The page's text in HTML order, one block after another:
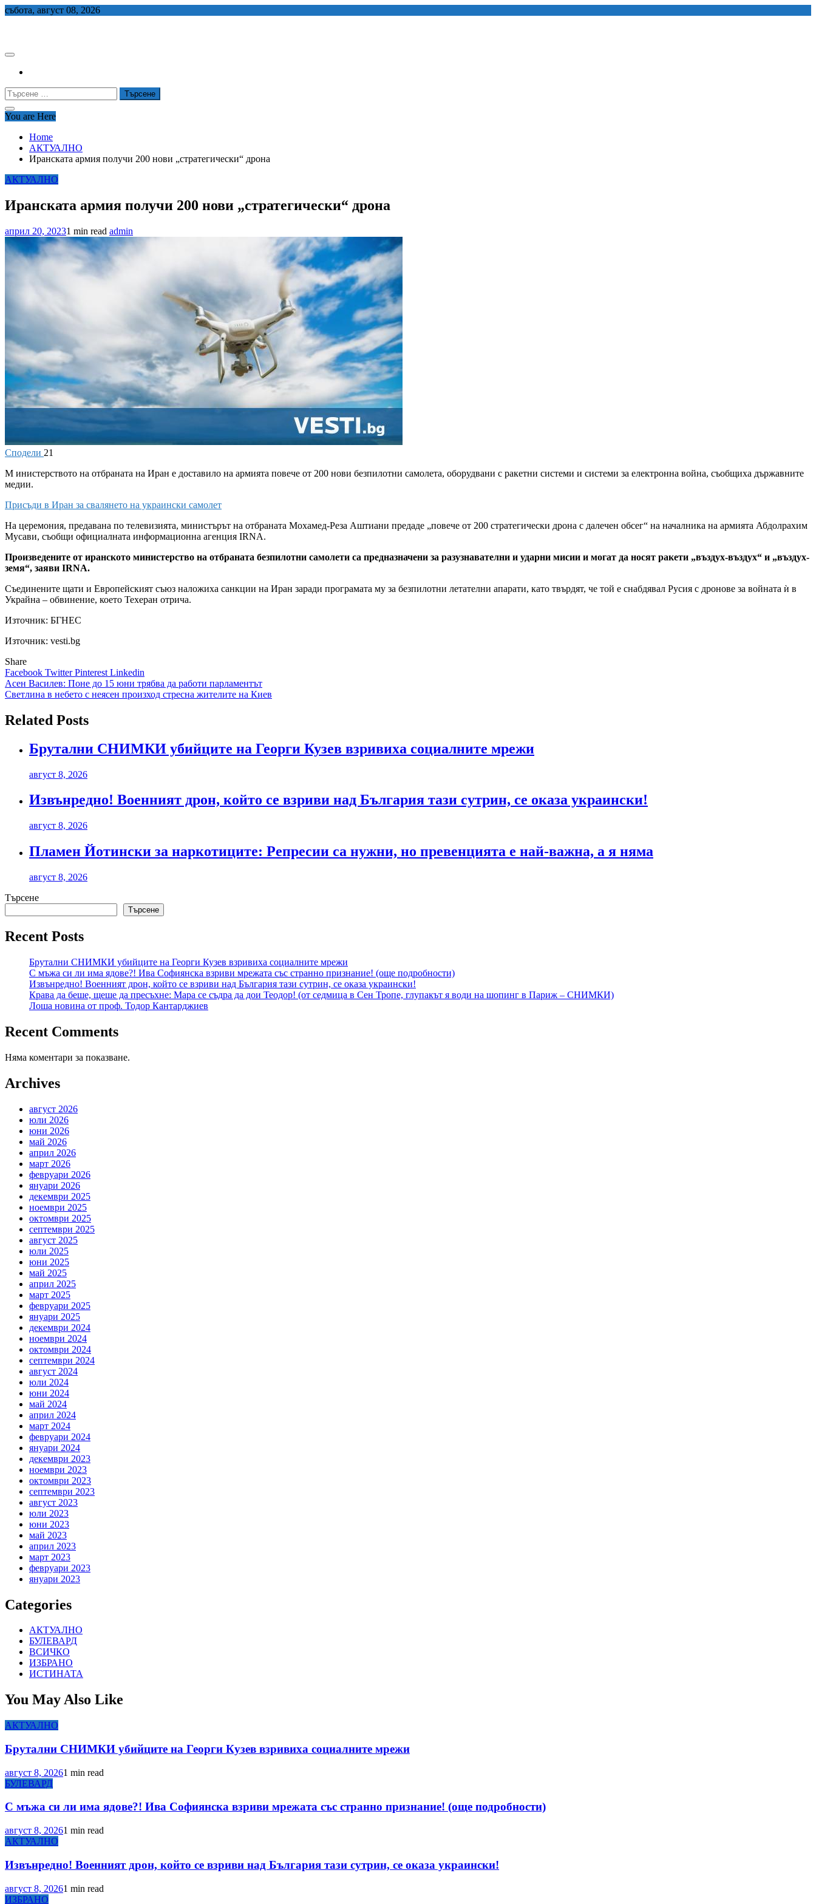
Skip
събота, август 08, 2026
Търсене
за:
You are Here
Home
АКТУАЛНО
Иранската армия получи 200 нови „стратегически“ дрона
АКТУАЛНО
Иранската армия получи 200 нови „стратегически“ дрона
април 20, 20231 min read admin
Сподели 21
М инистерството на отбраната на Иран е доставило на армията повече от 200 нови безпилотни самолета, оборудвани с ракетни системи и системи за електронна война, съобщиха държавните
медии.
Присъди в Иран за свалянето на украински самолет
На церемония, предавана по телевизията, министърът на отбраната Мохамед-Реза Аштиани предаде „повече от 200 стратегически дрона с далечен обсег“ на началника на армията Абдолрахим
Мусави, съобщи официалната информационна агенция IRNA.
Произведените от иранското министерство на отбраната безпилотни самолети са предназначени за разузнавателни и ударни мисии и могат да носят ракети „въздух-въздух“ и „въздух-
земя“, заяви IRNA.
Съединените щати и Европейският съюз наложиха санкции на Иран заради програмата му за безпилотни летателни апарати, като твърдят, че той е снабдявал Русия с дронове за войната ѝ в
Украйна – обвинение, което Техеран отрича.
Източник: БГНЕС
Източник: vesti.bg
Share
Facebook TwitterPinterest Linkedin
Навигация
Асен Василев: Поне до 15 юни трябва да работи парламентът
Светлина в небето с неясен произход стресна жителите на Киев
Related Posts
Брутални СНИМКИ убийците на Георги Кузев взривиха социалните мрежи
август 8, 2026
Извънредно! Военният дрон, който се взриви над България тази сутрин, се оказа украински!
август 8, 2026
Пламен Йотински за наркотиците: Репресии са нужни, но превенцията е най-важна, а я няма
август 8, 2026
Търсене
Търсене
Recent Posts
Брутални СНИМКИ убийците на Георги Кузев взривиха социалните мрежи
С мъжа си ли има ядове?! Ива Софиянска взриви мрежата със странно признание! (още подробности)
Извънредно! Военният дрон, който се взриви над България тази сутрин, се оказа украински!
Крава да беше, щеше да пресъхне: Мара се съдра да дои Теодор! (от седмица в Сен Тропе, глупакът я води на шопинг в Париж – СНИМКИ)
Лоша новина от проф. Тодор Кантарджиев
Recent Comments
Няма коментари за показване.
Archives
август 2026
юли 2026
юни 2026
май 2026
април 2026
март 2026
февруари 2026
януари 2026
декември 2025
ноември 2025
октомври 2025
септември 2025
август 2025
юли 2025
юни 2025
май 2025
април 2025
март 2025
февруари 2025
януари 2025
декември 2024
ноември 2024
октомври 2024
септември 2024
август 2024
юли 2024
юни 2024
май 2024
април 2024
март 2024
февруари 2024
януари 2024
декември 2023
ноември 2023
октомври 2023
септември 2023
август 2023
юли 2023
юни 2023
май 2023
април 2023
март 2023
февруари 2023
януари 2023
Categories
АКТУАЛНО
БУЛЕВАРД
ВСИЧКО
ИЗБРАНО
ИСТИНАТА
You May Also Like
АКТУАЛНО
Брутални СНИМКИ убийците на Георги Кузев взривиха социалните мрежи
август 8, 20261 min read
БУЛЕВАРД
С мъжа си ли има ядове?! Ива Софиянска взриви мрежата със странно признание! (още подробности)
август 8, 20261 min read
АКТУАЛНО
Извънредно! Военният дрон, който се взриви над България тази сутрин, се оказа украински!
август 8, 20261 min read
ИЗБРАНО